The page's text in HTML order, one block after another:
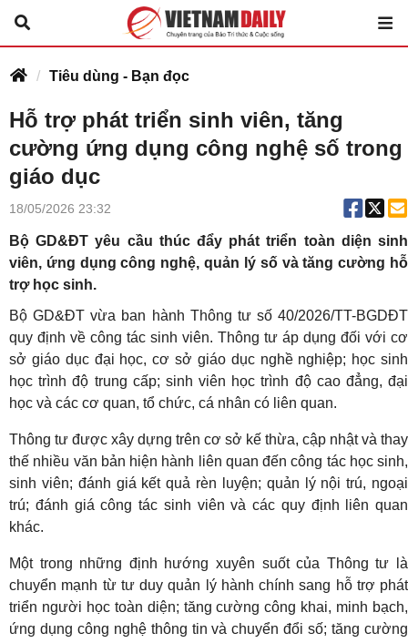
Tiêu dùng - Bạn đọc
Hỗ trợ phát triển sinh viên, tăng
cường ứng dụng công nghệ số trong
giáo dục
18/05/2026 23:32
Bộ GD&ĐT yêu cầu thúc đẩy phát triển toàn diện sinh
viên, ứng dụng công nghệ, quản lý số và tăng cường hỗ
trợ học sinh.
Bộ GD&ĐT vừa ban hành Thông tư số 40/2026/TT-BGDĐT
quy định về công tác sinh viên. Thông tư áp dụng đối với cơ
sở giáo dục đại học, cơ sở giáo dục nghề nghiệp; học sinh
học trình độ trung cấp; sinh viên học trình độ cao đẳng, đại
học và các cơ quan, tổ chức, cá nhân có liên quan.
Thông tư được xây dựng trên cơ sở kế thừa, cập nhật và thay
thế nhiều văn bản hiện hành liên quan đến công tác học sinh,
sinh viên; đánh giá kết quả rèn luyện; quản lý nội trú, ngoại
trú; đánh giá công tác sinh viên và các quy định liên quan
khác.
Một trong những định hướng xuyên suốt của Thông tư là
chuyển mạnh từ tư duy quản lý hành chính sang hỗ trợ phát
triển người học toàn diện; tăng cường công khai, minh bạch,
ứng dụng công nghệ thông tin và chuyển đổi số; tăng cường